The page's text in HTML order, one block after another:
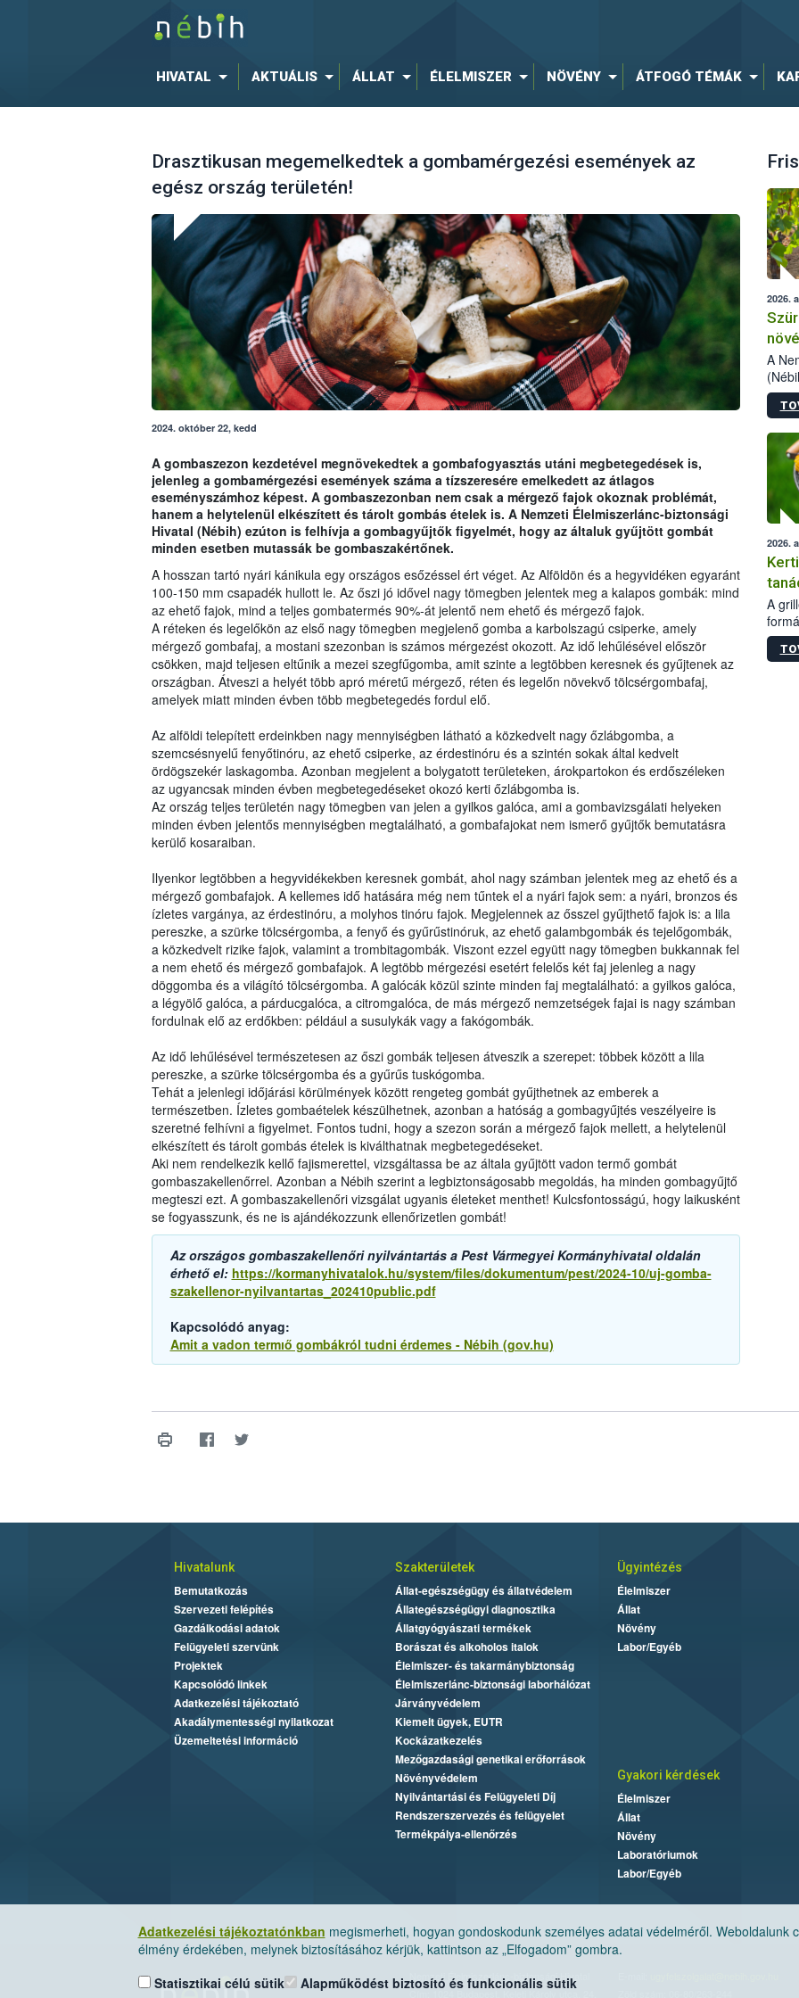
HIVATAL AKTUÁLIS ÁLLAT ÉLELMISZER NÖVÉNY ÁTFOGÓ TÉMÁK
Drasztikusan megemelkedtek a gombamérgezési események az
egész ország területén!
2024. október 22, kedd
A gombaszezon kezdetével megnövekedtek a gombafogyasztás utáni megbetegedések is,
jelenleg a gombamérgezési események száma a tízszeresére emelkedett az átlagos
eseményszámhoz képest. A gombaszezonban nem csak a mérgező fajok okoznak problémát,
hanem a helytelenül elkészített és tárolt gombás ételek is. A Nemzeti Élelmiszerlánc-biztonsági
Hivatal (Nébih) ezúton is felhívja a gombagyűjtők figyelmét, hogy az általuk gyűjtött gombát
minden esetben mutassák be gombaszakértőnek.
A hosszan tartó nyári kánikula egy országos esőzéssel ért véget. Az Alföldön és a hegyvidéken egyaránt
100-150 mm csapadék hullott le. Az őszi jó idővel nagy tömegben jelentek meg a kalapos gombák: mind
az ehető fajok, mind a teljes gombatermés 90%-át jelentő nem ehető és mérgező fajok.
A réteken és legelőkön az első nagy tömegben megjelenő gomba a karbolszagú csiperke, amely
mérgező gombafaj, a mostani szezonban is számos mérgezést okozott. Az idő lehűlésével először
csökken, majd teljesen eltűnik a mezei szegfűgomba, amit szinte a legtöbben keresnek és gyűjtenek az
országban. Átveszi a helyét több apró méretű mérgező, réten és legelőn növekvő tölcsérgombafaj,
amelyek miatt minden évben több megbetegedés fordul elő.
Az alföldi telepített erdeinkben nagy mennyiségben látható a közkedvelt nagy őzlábgomba, a
szemcsésnyelű fenyőtinóru, az ehető csiperke, az érdestinóru és a szintén sokak által kedvelt
ördögszekér laskagomba. Azonban megjelent a bolygatott területeken, árokpartokon és erdőszéleken
az ugyancsak minden évben megbetegedéseket okozó kerti őzlábgomba is.
Az ország teljes területén nagy tömegben van jelen a gyilkos galóca, ami a gombavizsgálati helyeken
minden évben jelentős mennyiségben megtalálható, a gombafajokat nem ismerő gyűjtők bemutatásra
kerülő kosaraiban.
Ilyenkor legtöbben a hegyvidékekben keresnek gombát, ahol nagy számban jelentek meg az ehető és a
mérgező gombafajok. A kellemes idő hatására még nem tűntek el a nyári fajok sem: a nyári, bronzos és
ízletes vargánya, az érdestinóru, a molyhos tinóru fajok. Megjelennek az ősszel gyűjthető fajok is: a lila
pereszke, a szürke tölcsérgomba, a fenyő és gyűrűstinóruk, az ehető galambgombák és tejelőgombák,
a közkedvelt rizike fajok, valamint a trombitagombák. Viszont ezzel együtt nagy tömegben bukkannak fel
a nem ehető és mérgező gombafajok. A legtöbb mérgezési esetért felelős két faj jelenleg a nagy
döggomba és a világító tölcsérgomba. A galócák közül szinte minden faj megtalálható: a gyilkos galóca,
a légyölő galóca, a párducgalóca, a citromgalóca, de más mérgező nemzetségek fajai is nagy számban
fordulnak elő az erdőkben: például a susulykák vagy a fakógombák.
Az idő lehűlésével természetesen az őszi gombák teljesen átveszik a szerepet: többek között a lila
pereszke, a szürke tölcsérgomba és a gyűrűs tuskógomba.
Tehát a jelenlegi időjárási körülmények között rengeteg gombát gyűjthetnek az emberek a
természetben. Ízletes gombaételek készülhetnek, azonban a hatóság a gombagyűjtés veszélyeire is
szeretné felhívni a figyelmet. Fontos tudni, hogy a szezon során a mérgező fajok mellett, a helytelenül
elkészített és tárolt gombás ételek is kiválthatnak megbetegedéseket.
Aki nem rendelkezik kellő fajismerettel, vizsgáltassa be az általa gyűjtött vadon termő gombát
gombaszakellenőrrel. Azonban a Nébih szerint a legbiztonságosabb megoldás, ha minden gombagyűjtő
megteszi ezt. A gombaszakellenőri vizsgálat ugyanis életeket menthet! Kulcsfontosságú, hogy laikusként
se fogyasszunk, és ne is ajándékozzunk ellenőrizetlen gombát!
Az országos gombaszakellenőri nyilvántartás a Pest Vármegyei Kormányhivatal oldalán
érhető el: https://kormanyhivatalok.hu/system/files/dokumentum/pest/2024-10/uj-gomba-
szakellenor-nyilvantartas_202410public.pdf
Kapcsolódó anyag:
Amit a vadon termıő gombákról tudni érdemes - Nébih (gov.hu)
2026.
A
Az
2026.
A
Adatkezelési tájékoztatónkban megismerheti, hogyan gondoskodunk személyes adatai védelméről. Weboldalunk
élmény érdekében, melynek biztosításához kérjük, kattintson az „Elfogadom” gombra.
Statisztikai célú sütik
Alapműködést biztosító és funkcionális sütik
Hivatalunk
Bemutatkozás
Szervezeti felépítés
Gazdálkodási adatok
Felügyeleti szervünk
Projektek
Kapcsolódó linkek
Adatkezelési tájékoztató
Akadálymentességi nyilatkozat
Üzemeltetési információ
Szakterületek
Állat-egészségügy és állatvédelem
Állategészségügyi diagnosztika
Állatgyógyászati termékek
Borászat és alkoholos italok
Élelmiszer- és takarmánybiztonság
Élelmiszerlánc-biztonsági laborhálózat
Járványvédelem
Kiemelt ügyek, EUTR
Kockázatkezelés
Mezőgazdasági genetikai erőforrások
Növényvédelem
Nyilvántartási és Felügyeleti Díj
Rendszerszervezés és felügyelet
Termékpálya-ellenőrzés
Ügyintézés
Élelmiszer
Állat
Növény
Labor/Egyéb
Gyakori kérdések
Élelmiszer
Állat
Növény
Laboratóriumok
Labor/Egyéb
Nemzeti Élelmiszerlánc-biztonsági Hivatal